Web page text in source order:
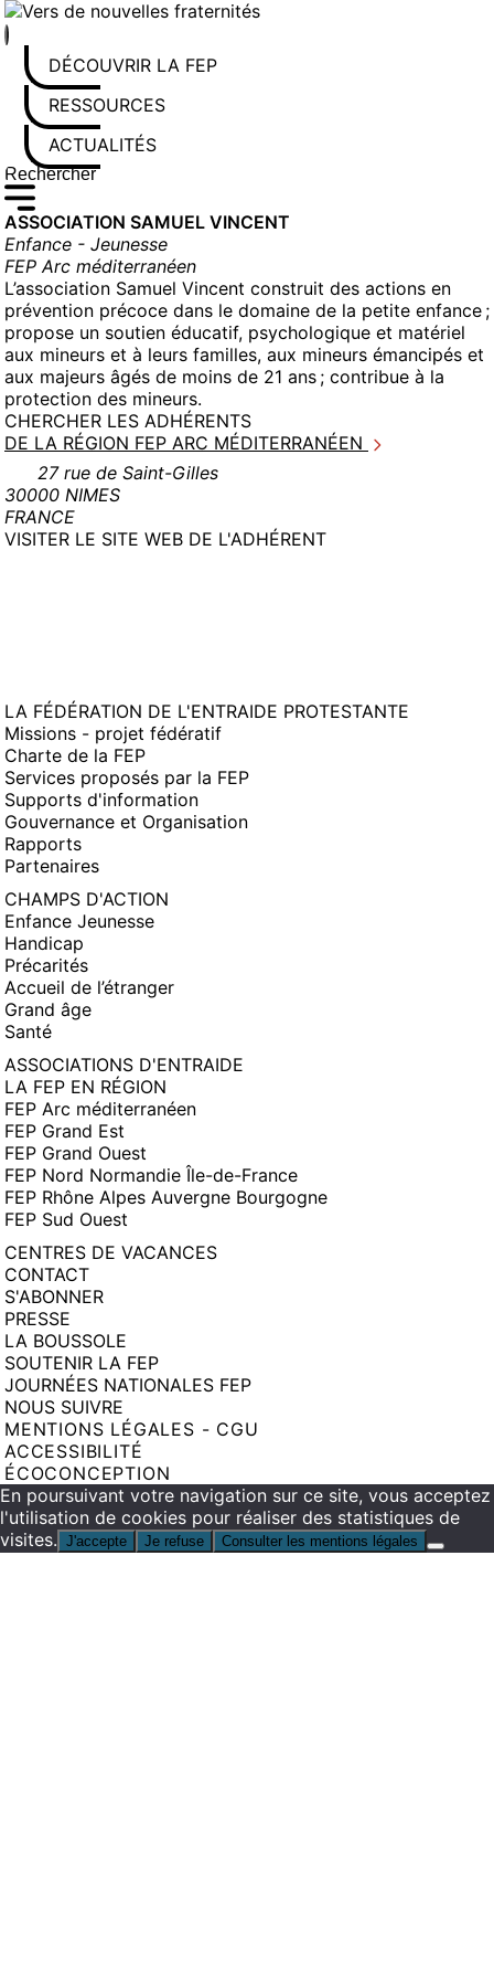
Aller
au
contenuDÉCOUVRIR LA FEP
RESSOURCES
ACTUALITÉS
Rechercher sur le site
Saisissez au moins 3 caractères pour lancer la recherche
ASSOCIATION SAMUEL VINCENT
Enfance - Jeunesse
FEP Arc méditerranéen
L’association Samuel Vincent construit des actions en
prévention précoce dans le domaine de la petite enfance ;
propose un soutien éducatif, psychologique et matériel
aux mineurs et à leurs familles, aux mineurs émancipés et
aux majeurs âgés de moins de 21 ans ; contribue à la
protection des mineurs.
CHERCHER LES ADHÉRENTS
DE LA RÉGION FEP ARC MÉDITERRANÉEN
27 rue de Saint-Gilles
30000 NIMES
FRANCE
VISITER LE SITE WEB DE L'ADHÉRENT(NOUVELLE
LA FÉDÉRATION DE L'ENTRAIDE PROTESTANTE
Missions - projet fédératif
Charte de la FEP
Services proposés par la FEP
Supports d'information
Gouvernance et Organisation
Rapports
Partenaires
CHAMPS D'ACTION
Enfance Jeunesse
Handicap
Précarités
Accueil de l’étranger
Grand âge
Santé
ASSOCIATIONS D'ENTRAIDE
LA FEP EN RÉGION
FEP Arc méditerranéen
FEP Grand Est
FEP Grand Ouest
FEP Nord Normandie Île-de-France
FEP Rhône Alpes Auvergne Bourgogne
FEP Sud Ouest
CENTRES DE VACANCES
CONTACT
S'ABONNER
PRESSE
LA BOUSSOLE
SOUTENIR LA FEP
JOURNÉES NATIONALES FEP
NOUS SUIVRE
MENTIONS LÉGALES - CGU
ACCESSIBILITÉ
ÉCOCONCEPTION
En poursuivant votre navigation sur ce site, vous acceptez
l'utilisation de cookies pour réaliser des statistiques de
visites. J'accepte Je refuse Consulter les mentions légales